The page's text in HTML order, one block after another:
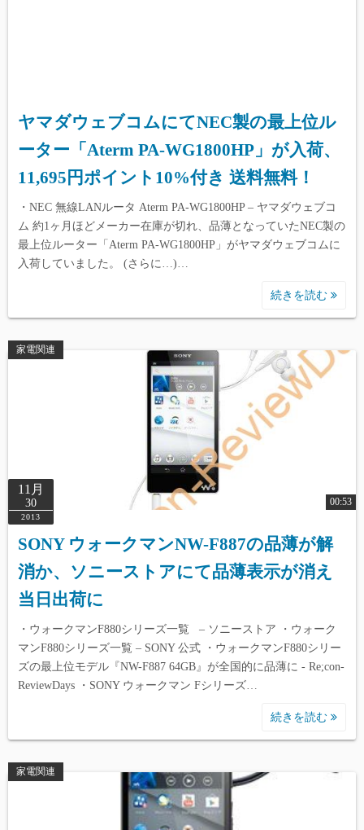
ヤマダウェブコムにてNEC製の最上位ル
ーター「Aterm PA-WG1800HP」が入荷、
11,695円ポイント10%付き 送料無料！
・NEC 無線LANルータ Aterm PA-WG1800HP – ヤマダウェブコ
ム 約1ヶ月ほどメーカー在庫が切れ、品薄となっていたNEC製の
最上位ルーター「Aterm PA-WG1800HP」がヤマダウェブコムに
入荷していました。 (さらに…)…
続きを読む
家電関連
11月
30
2013
00:53
SONY ウォークマンNW-F887の品薄が解
消か、ソニーストアにて品薄表示が消え
当日出荷に
・ウォークマンF880シリーズ一覧 – ソニーストア ・ウォーク
マンF880シリーズ一覧 – SONY 公式 ・ウォークマンF880シリー
ズの最上位モデル『NW-F887 64GB』が全国的に品薄に - Re;con-
ReviewDays ・SONY ウォークマン Fシリーズ…
続きを読む
家電関連